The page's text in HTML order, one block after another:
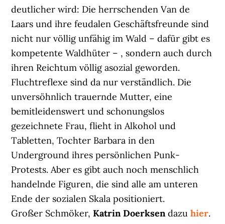
deutlicher wird: Die herrschenden Van de
Laars und ihre feudalen Geschäftsfreunde sind
nicht nur völlig unfähig im Wald – dafür gibt es
kompetente Waldhüter – , sondern auch durch
ihren Reichtum völlig asozial geworden.
Fluchtreflexe sind da nur verständlich. Die
unversöhnlich trauernde Mutter, eine
bemitleidenswert und schonungslos
gezeichnete Frau, flieht in Alkohol und
Tabletten, Tochter Barbara in den
Underground ihres persönlichen Punk-
Protests. Aber es gibt auch noch menschlich
handelnde Figuren, die sind alle am unteren
Ende der sozialen Skala positioniert.
Großer Schmöker,Katrin Doerksendazuhier.